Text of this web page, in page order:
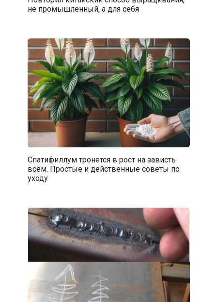
не промышленный, а для себя
Спатифиллум тронется в рост на зависть
всем. Простые и действенные советы по
уходу